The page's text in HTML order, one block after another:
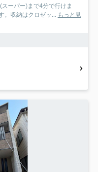
ーパー)まで4分で行けま
。収納はクロゼッ...
もっと見